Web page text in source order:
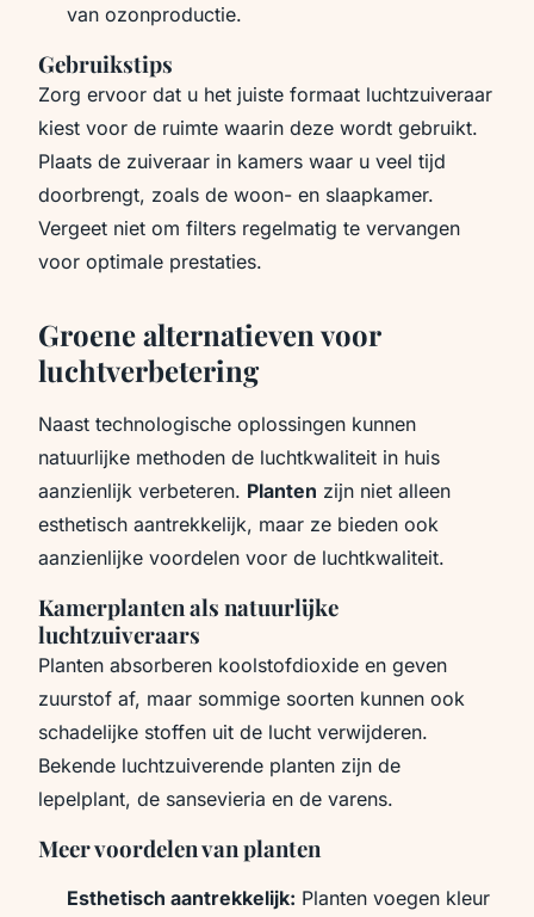
van ozonproductie.
Gebruikstips
Zorg ervoor dat u het juiste formaat luchtzuiveraar
kiest voor de ruimte waarin deze wordt gebruikt.
Plaats de zuiveraar in kamers waar u veel tijd
doorbrengt, zoals de woon- en slaapkamer.
Vergeet niet om filters regelmatig te vervangen
voor optimale prestaties.
Groene alternatieven voor
luchtverbetering
Naast technologische oplossingen kunnen
natuurlijke methoden de luchtkwaliteit in huis
aanzienlijk verbeteren. Planten zijn niet alleen
esthetisch aantrekkelijk, maar ze bieden ook
aanzienlijke voordelen voor de luchtkwaliteit.
Kamerplanten als natuurlijke
luchtzuiveraars
Planten absorberen koolstofdioxide en geven
zuurstof af, maar sommige soorten kunnen ook
schadelijke stoffen uit de lucht verwijderen.
Bekende luchtzuiverende planten zijn de
lepelplant, de sansevieria en de varens.
Meer voordelen van planten
Esthetisch aantrekkelijk: Planten voegen kleur